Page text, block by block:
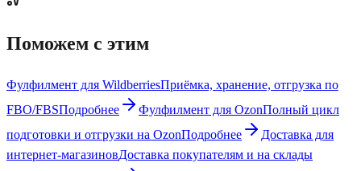
Поможем с этим
Фулфилмент для WildberriesПриёмка, хранение, отгрузка по
FBO/FBSПодробнее Фулфилмент для OzonПолный цикл
подготовки и отгрузки на OzonПодробнее
Доставка для
интернет-магазиновДоставка покупателям и на склады